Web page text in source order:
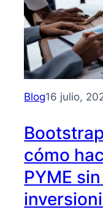
Blog16 julio,
cómo
PYME